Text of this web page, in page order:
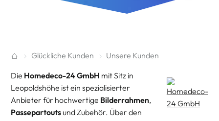
Glückliche Kunden Unsere Kunden
Die Homedeco-24 GmbH mit Sitz in
Leopoldshöhe ist ein spezialisierter
Anbieter für hochwertige Bilderrahmen,
Passepartouts und Zubehör. Über den